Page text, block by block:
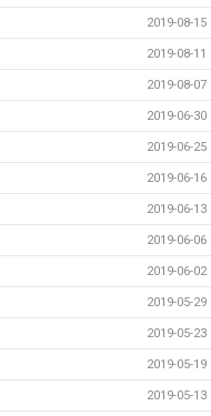
2019-08-15
2019-08-11
2019-08-07
2019-06-30
2019-06-25
2019-06-16
2019-06-13
2019-06-06
2019-06-02
2019-05-29
2019-05-23
2019-05-19
2019-05-13